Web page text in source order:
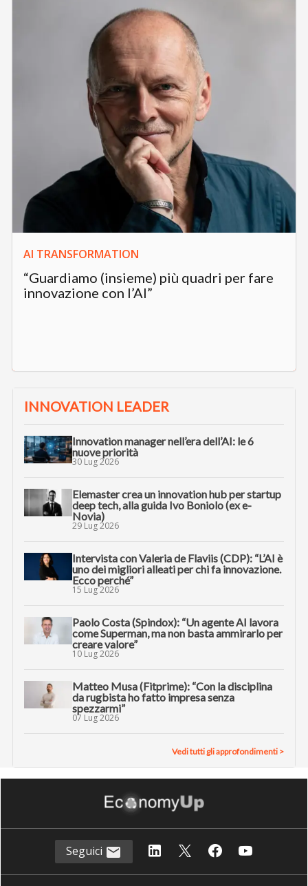
AI TRANSFORMATION
“Guardiamo (insieme) più quadri per fare
innovazione con l’AI”
INNOVATION LEADER
Innovation manager nell’era dell’AI: le 6
nuove priorità
30 Lug 2026
Elemaster crea un innovation hub per startup
deep tech, alla guida Ivo Boniolo (ex e-
Novia)
29 Lug 2026
Intervista con Valeria de Flaviis (CDP): “L’AI è
uno dei migliori alleati per chi fa innovazione.
Ecco perché”
15 Lug 2026
Paolo Costa (Spindox): “Un agente AI lavora
come Superman, ma non basta ammirarlo per
creare valore”
10 Lug 2026
Matteo Musa (Fitprime): “Con la disciplina
da rugbista ho fatto impresa senza
spezzarmi”
07 Lug 2026
Vedi tutti gli approfondimenti >
Seguici